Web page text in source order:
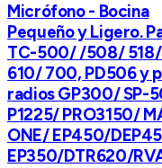
Micrófono - Bocina
Pequeño y Ligero.
TC-500/ /508/
610/ 700, PD506 y
radios GP300/ SP-
P1225/ PRO3150/
ONE/ EP450/
EP350/DTR620/